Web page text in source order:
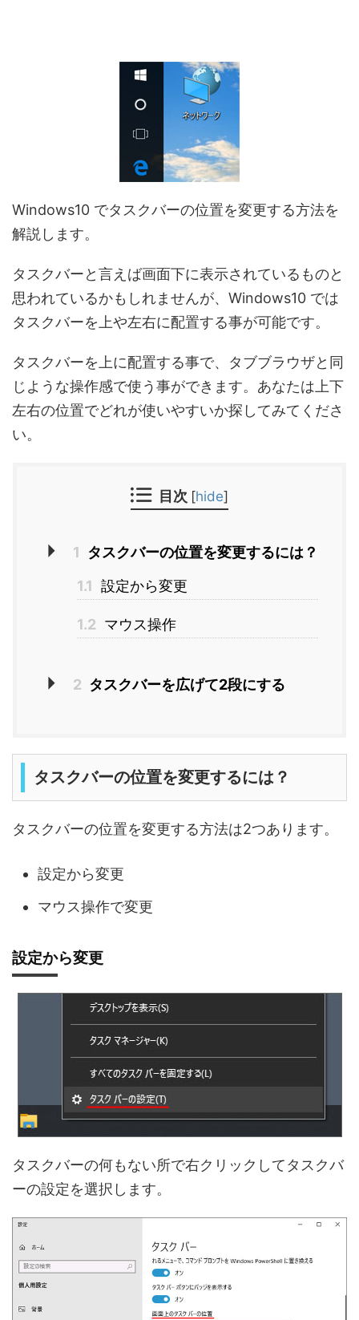
Windows10 でタスクバーの位置を変更する方法を
解説します。
タスクバーと言えば画面下に表示されているものと
思われているかもしれませんが、Windows10 では
タスクバーを上や左右に配置する事が可能です。
タスクバーを上に配置する事で、タブブラウザと同
じような操作感で使う事ができます。あなたは上下
左右の位置でどれが使いやすいか探してみてくださ
い。
目次 [hide]
1
タスクバーの位置を変更するには？
1.1 設定から変更
1.2 マウス操作
2 タスクバーを広げて2段にする
タスクバーの位置を変更するには？
タスクバーの位置を変更する方法は2つあります。
設定から変更
マウス操作で変更
設定から変更
タスクバーの何もない所で右クリックしてタスクバ
ーの設定を選択します。